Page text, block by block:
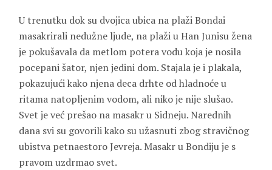
U trenutku dok su dvojica ubica na plaži Bondai
masakrirali nedužne ljude, na plaži u Han Junisu žena
je pokušavala da metlom potera vodu koja je nosila
pocepani šator, njen jedini dom. Stajala je i plakala,
pokazujući kako njena deca drhte od hladnoće u
ritama natopljenim vodom, ali niko je nije slušao.
Svet je već prešao na masakr u Sidneju. Narednih
dana svi su govorili kako su užasnuti zbog stravičnog
ubistva petnaestoro Jevreja. Masakr u Bondiju je s
pravom uzdrmao svet.